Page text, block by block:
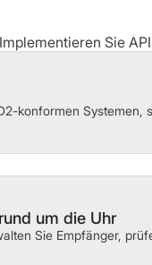
Implementieren Sie
konformen
um die Uhr
Sie Empfänger,